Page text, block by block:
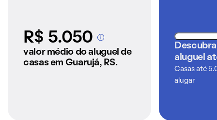
R$ 5.050A partir dos imóveis
anunciados pelo
QuintoAndar
valor médio do aluguel de
casas em Guarujá, RS.
aluguel
Casas até
alugar